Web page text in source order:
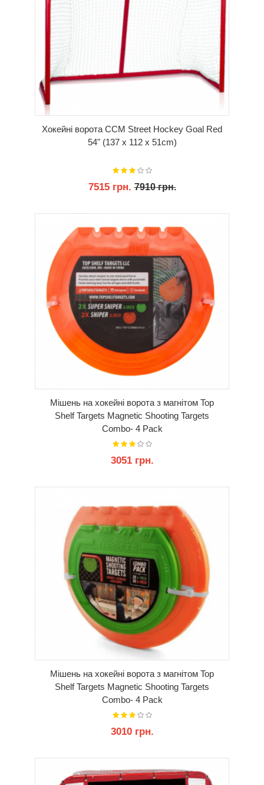
Хокейні ворота CCM Street Hockey Goal Red
54" (137 x 112 x 51cm)
7515 грн.7910 грн.
Мішень на хокейні ворота з магнітом Top
Shelf Targets Magnetic Shooting Targets
Combo- 4 Pack
3051 грн.
Мішень на хокейні ворота з магнітом Top
Shelf Targets Magnetic Shooting Targets
Combo- 4 Pack
3010 грн.